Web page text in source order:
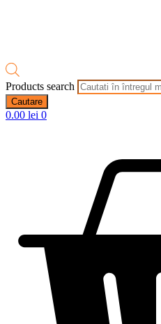
Products search
Cautare
0.00 lei 0